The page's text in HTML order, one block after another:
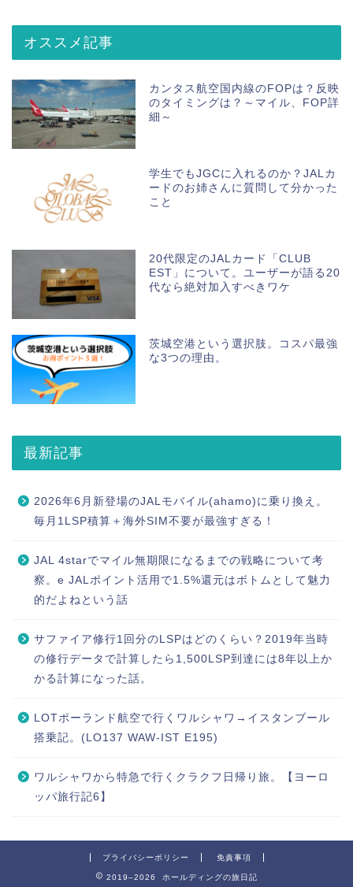
オススメ記事
カンタス航空国内線のFOPは？反映
のタイミングは？～マイル、FOP詳
細～
学生でもJGCに入れるのか？JALカ
ードのお姉さんに質問して分かった
こと
20代限定のJALカード「CLUB
EST」について。ユーザーが語る20
代なら絶対加入すべきワケ
茨城空港という選択肢。コスパ最強
な3つの理由。
最新記事
2026年6月新登場のJALモバイル(ahamo)に乗り換え。
毎月1LSP積算＋海外SIM不要が最強すぎる！
JAL 4starでマイル無期限になるまでの戦略について考
察。e JALポイント活用で1.5%還元はボトムとして魅力
的だよねという話
サファイア修行1回分のLSPはどのくらい？2019年当時
の修行データで計算したら1,500LSP到達には8年以上か
かる計算になった話。
LOTポーランド航空で行くワルシャワ→イスタンブール
搭乗記。(LO137 WAW-IST E195)
ワルシャワから特急で行くクラクフ日帰り旅。【ヨーロ
ッパ旅行記6】
プライバシーポリシー 免責事項
2019–2026 ホールディングの旅日記